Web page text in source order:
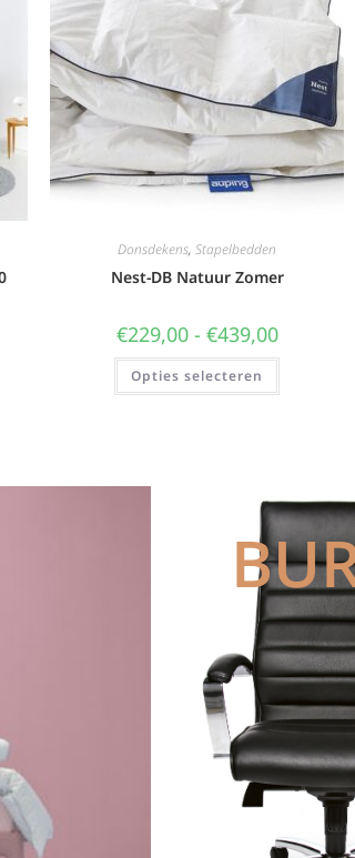
Donsdekens, Stapelbedden
Nest-DB Natuur Zomer
€229,00 - €439,00
Opties selecteren